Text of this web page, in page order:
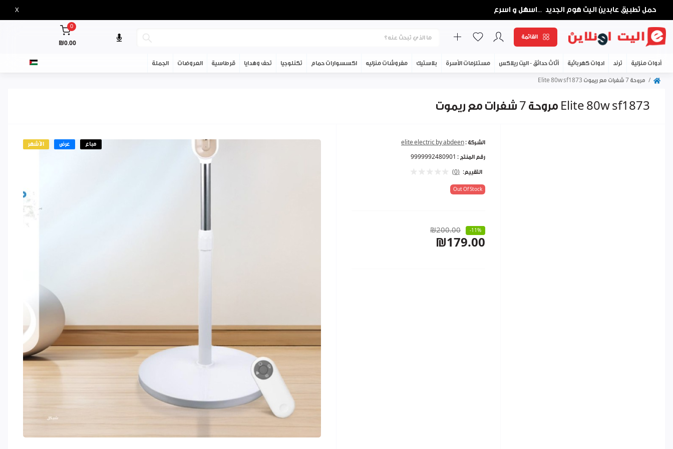
حمل تطبيق عابدين اليت هوم الجديد ...اسهل و اسرع X
القائمة
0
₪0.00
أدوات منزلية ترند ادوات كهربائية أثاث حدائق - اليت ريلاكس مستلزمات الأسرة بلاستيك مفروشات منزليه اكسسوارات حمام تكنلوجيا تحف وهدايا قرطاسية العروضات الجملة
مروحة 7 شفرات مع ريموت Elite 80w sf1873
مروحة 7 شفرات مع ريموت Elite 80w sf1873
الأشهر عرض مباع الشركة : elite electric by abdeen
رقم المنتج : 9999992480901
التقييم: (0)
Out Of Stock
₪200.00 -11%
₪179.00